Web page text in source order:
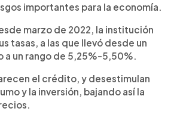
importantes para la economía.
marzo de 2022, la institución
tasas, a las que llevó desde un
a un rango de 5,25%-5,50%.
el crédito, y desestimulan
y la inversión, bajando así la